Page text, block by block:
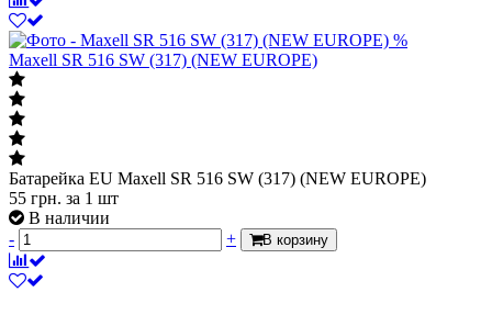
%
Maxell SR 516 SW (317) (NEW EUROPE)
Батарейка EU Maxell SR 516 SW (317) (NEW EUROPE)
55 грн. за 1 шт
В наличии
-
+ В корзину